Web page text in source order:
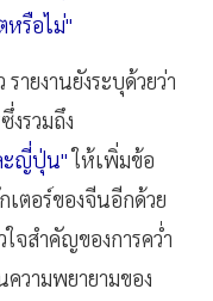
รือไม่"
ยงานยังระบุด้วยว่า
รวมถึง
ละญี่ปุ่น"ให้เพิ่มข้อ
เตอร์ของจีนอีกด้วย
จสำคัญของการคว่ำ
วามพยายามของ